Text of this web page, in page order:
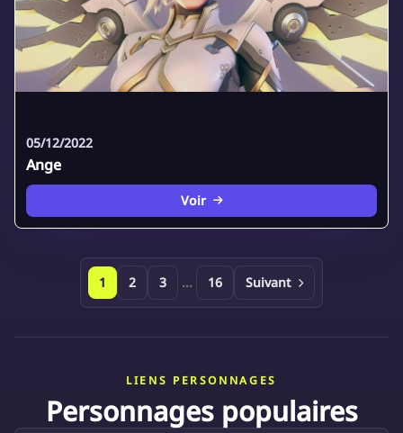
05/12/2022
Ange
Voir
1 2 3 ... 16 Suivant
LIENS PERSONNAGES
Personnages populaires